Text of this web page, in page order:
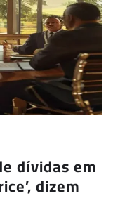
dívidas em
dizem